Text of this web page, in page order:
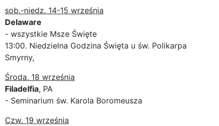
sob.-niedz. 14-15 września
Delaware
- wszystkie Msze Święte
13:00. Niedzielna Godzina Święta u św. Polikarpa
Smyrny,
Środa. 18 września
Filadelfia, PA
- Seminarium św. Karola Boromeusza
Czw. 19 września